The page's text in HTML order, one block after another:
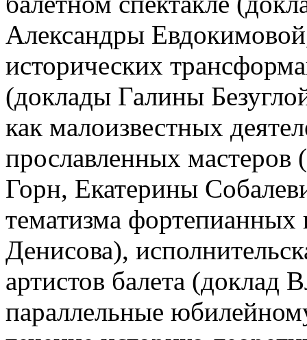
Александры
исторических
(доклады Галины
как малоизвестных
прославленных
Горн, Екатерины
тематизма
Денисова),
артистов балета (доклад
параллельные